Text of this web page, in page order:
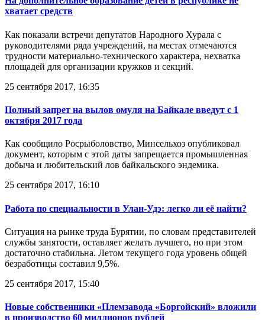
хватает средств
Как показали встречи депутатов Народного Хурала с
руководителями ряда учреждений, на местах отмечаются
трудности материально-технического характера, нехватка
площадей для организации кружков и секций.
25 сентября 2017, 16:35
Полный запрет на вылов омуля на Байкале введут с 1
октября 2017 года
Как сообщило Росрыболовство, Минсельхоз опубликовал
документ, которым с этой даты запрещается промышленная
добыча и любительский лов байкальского эндемика.
25 сентября 2017, 16:10
Работа по специальности в Улан-Удэ: легко ли её найти?
Ситуация на рынке труда Бурятии, по словам представителей
службы занятости, оставляет желать лучшего, но при этом
достаточно стабильна. Летом текущего года уровень общей
безработицы составил 9,5%.
25 сентября 2017, 15:40
Новые собственники «Племзавода «Боргойский» вложили
в производство 60 миллионов рублей